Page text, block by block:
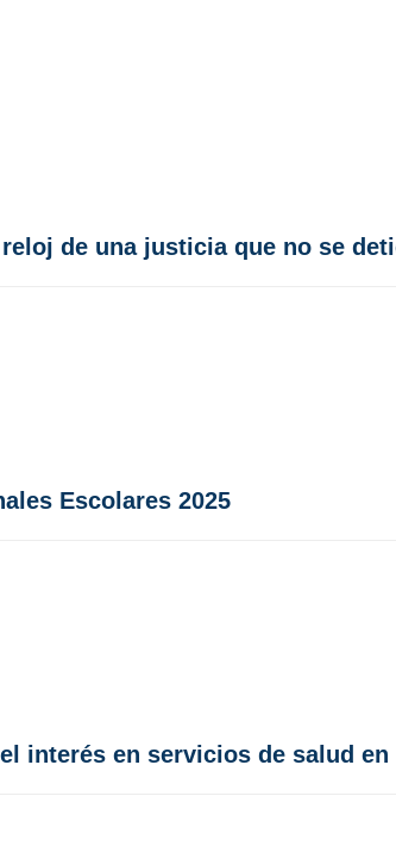
de una justicia que no se
Escolares 2025
interés en servicios de salud